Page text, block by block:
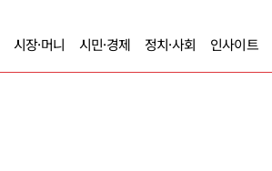
시장·머니 시민·경제 정치·사회 인사이트